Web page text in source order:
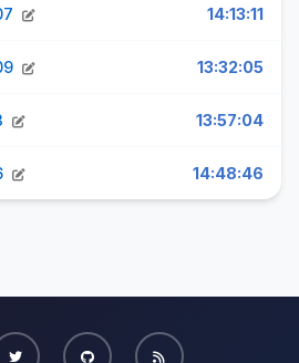
14:13:11
13:32:05
13:57:04
14:48:46